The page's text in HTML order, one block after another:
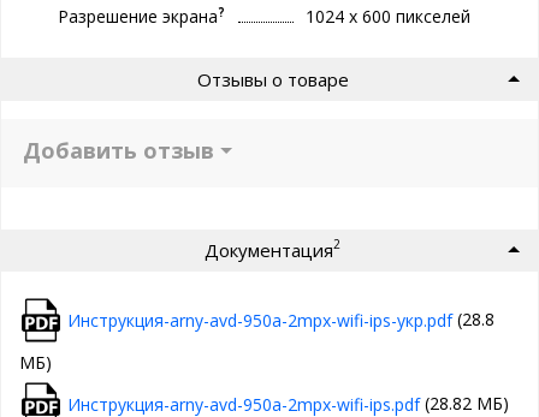
Разрешение экрана? 1024 х 600 пикселей
Отзывы о товаре
Добавить отзыв
Документация2
Инструкция-arny-avd-950a-2mpx-wifi-ips-укр.pdf(28.8
МБ)
Инструкция-arny-avd-950a-2mpx-wifi-ips.pdf(28.82 МБ)